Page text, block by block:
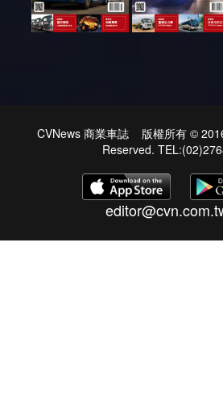
CVNews 商業車誌 版權所有 ©
Reserved.